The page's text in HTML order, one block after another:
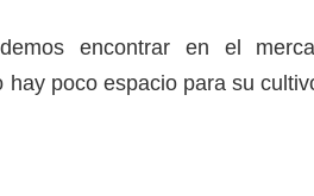
encontrar en el
poco espacio para su